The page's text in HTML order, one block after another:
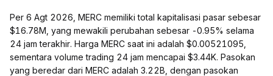
Per 6 Agt 2026, MERC memiliki total kapitalisasi pasar sebesar
$16.78M, yang mewakili perubahan sebesar -0.95% selama
24 jam terakhir. Harga MERC saat ini adalah $0.00521095,
sementara volume trading 24 jam mencapai $3.44K. Pasokan
yang beredar dari MERC adalah 3.22B, dengan pasokan